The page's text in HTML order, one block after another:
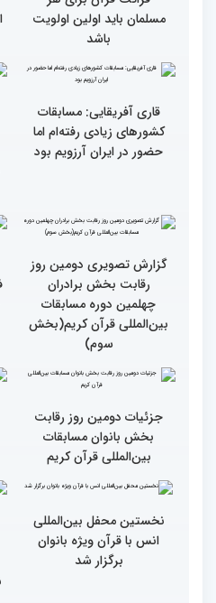
کسب موفقیت‌های متعدد
در زندگی یکی از تأثیرات
انس با قرآن است
قرائت قرآن برای هر
مسلمان باید اولین اولویت
کشورهای زیادی رفته‌ام اما
حضور در ایران آرزویم بود
رقابت بخش برادران
چهلمین دوره مسابقات
بین‌المللی قرآن کریم(بخش
سوم)
جزئیات دومین روز رقابت
بخش بانوان مسابقات